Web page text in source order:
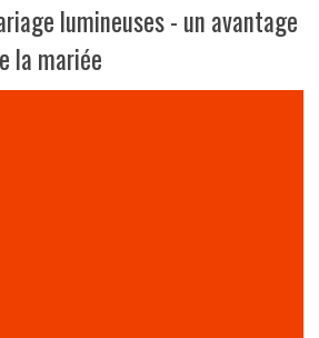
lumineuses - un avantage
la mariée